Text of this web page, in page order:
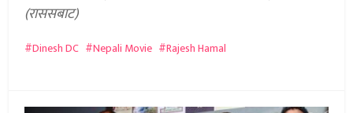
(राससबाट)
Dinesh DC Nepali Movie Rajesh Hamal